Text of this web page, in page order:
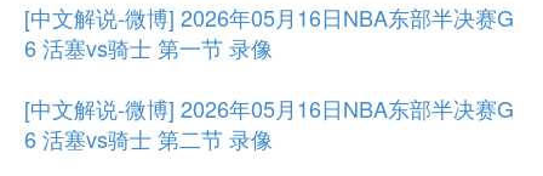
[中文解说-微博] 2026年05月16日NBA东部半决赛G
6 活塞vs骑士 第一节 录像
[中文解说-微博] 2026年05月16日NBA东部半决赛G
6 活塞vs骑士 第二节 录像